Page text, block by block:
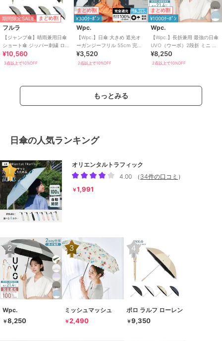
期間限定SALE まとめ割
フルラ
【ジャンプ傘】晴雨兼用日傘
ショート傘 ジッパー刺繍 ロゴ
遮光率100％ 遮熱 UV 軽量
¥10,560
3点以上で10%OFF
まとめ割
¥300ｸｰﾎﾟﾝ
Wpc.
【Wpc.】日傘 大きめ 遮光オ
ーガンジーフリル 55cm 完全
遮光 遮熱 晴雨兼用 レディース
長傘
¥3,520
2点以上で10%OFF
まとめ割
¥1000ｸｰﾎﾟﾝ
Wpc.
【Wpc.】長折兼用 最強の日傘
UVO（ウーボ）2段折 ミニ 完
全遮光 遮熱 晴雨兼用 折りたた
み
¥8,250
2点以上で10%OFF
もっとみる
日傘の人気ランキング
オリエンタルトラフィック
4.00
（ 34件の口コミ ）
￥1,991
Wpc.
￥8,250
ミッシュマッシュ
￥2,490
ポロ ラルフ ローレン
￥9,350